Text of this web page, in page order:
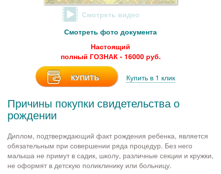
Смотреть видео
Смотреть фото документа
Настоящий
полный ГОЗНАК - 16000 руб.
КУПИТЬ Купить в 1 клик
Причины покупки свидетельства о
рождении
Диплом, подтверждающий факт рождения ребенка, является
обязательным при совершении ряда процедур. Без него
малыша не примут в садик, школу, различные секции и кружки,
не оформят в детскую поликлинику или больницу.